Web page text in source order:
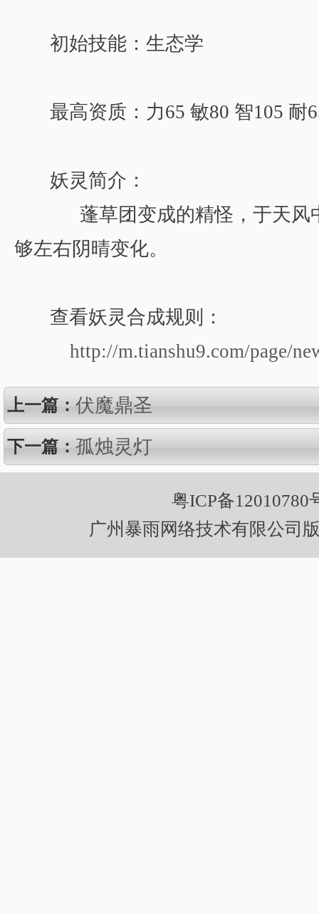
初始技能：生态学
最高资质：力65 敏80 智105 耐
妖灵简介：
蓬草团变成的精怪，于天风
够左右阴晴变化。
查看妖灵合成规则：
http://m.tianshu9.com/page/
上一篇： 伏魔鼎圣
下一篇： 孤烛灵灯
粤ICP备12010780
广州暴雨网络技术有限公司